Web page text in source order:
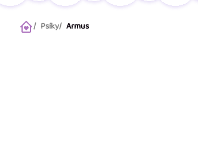
DomovPsíky Armus